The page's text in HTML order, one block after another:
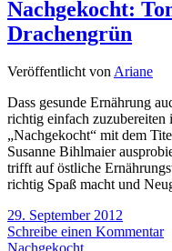
Nachgekocht:
Drachengrün
Veröffentlicht vonAriane
Dass gesunde Ernährung
richtig einfach
„Nachgekocht“ mit dem
Susanne Bihlmaier
trifft auf östliche
richtig Spaß macht und
29. September 2012
Schreibe einen Kommentar